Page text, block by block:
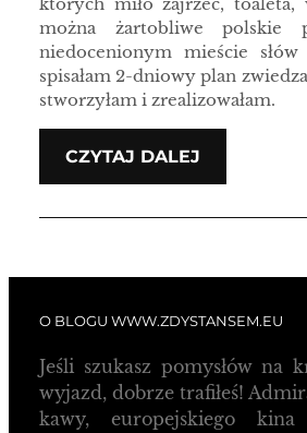
których miło zajrzeć, toaleta,
można żartobliwe polskie
niedocenionym mieście
spisałam 2-dniowy plan
stworzyłam i zrealizowałam.
CZYTAJ DALEJ
O BLOGU WWW.ZDYSTANSEM.EU
Jeśli szukasz pomysłów na
wyjazd, dobrze trafiłeś!
kawy, europejskiego